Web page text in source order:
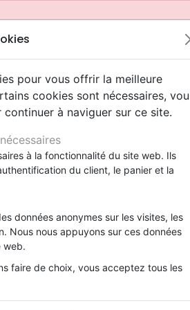
Etude biblique
Segond
Darby
Bandes dessinées
Souffrance, Relation d'aide
Ethique, société, politique
Adolescents, jeunes
Rap, Hip-hop
Louange, Adoration
Pop, Rock
Films, fiction
Jeux
Papeterie
(United States).
reprogrammé (L') - selon le code
pour vous offrir la meilleure
cookies sont nécessaires,
à naviguer sur ce site.
à la fonctionnalité du site web. Ils
du client, le panier et la
données anonymes sur les visites, les
Nous nous appuyons sur ces données
web.
faire de choix, vous acceptez tous les